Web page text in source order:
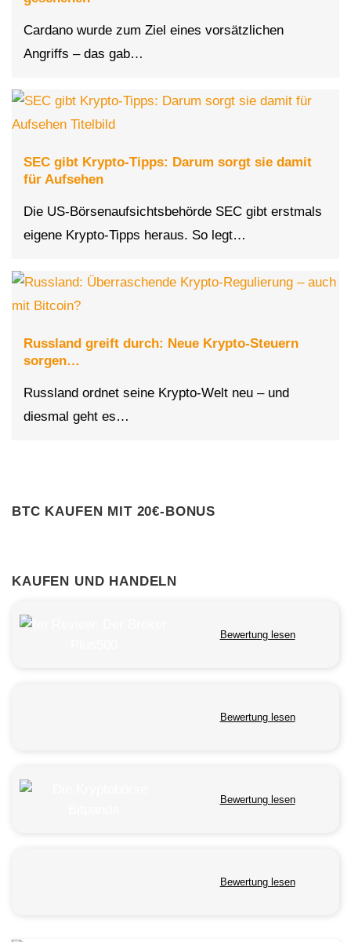
Cardano wurde zum Ziel eines vorsätzlichen
Angriffs – das gab…
SEC gibt Krypto-Tipps: Darum sorgt sie damit
für Aufsehen
Die US-Börsenaufsichtsbehörde SEC gibt erstmals
eigene Krypto-Tipps heraus. So legt…
Russland greift durch: Neue Krypto-Steuern
sorgen…
Russland ordnet seine Krypto-Welt neu – und
diesmal geht es…
BTC KAUFEN MIT 20€-BONUS
KAUFEN UND HANDELN
Bewertung lesen
Bewertung lesen
Bewertung lesen
Bewertung lesen